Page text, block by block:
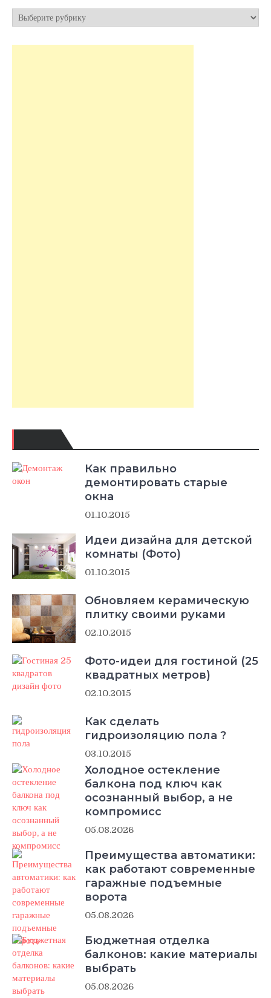
Рубрики
Как правильно
демонтировать старые
окна
01.10.2015
Идеи дизайна для детской
комнаты (Фото)
01.10.2015
Обновляем керамическую
плитку своими руками
02.10.2015
Фото-идеи для гостиной (25
квадратных метров)
02.10.2015
Как сделать
гидроизоляцию пола ?
03.10.2015
Холодное остекление
балкона под ключ как
осознанный выбор, а не
компромисс
05.08.2026
Преимущества автоматики:
как работают современные
гаражные подъемные
ворота
05.08.2026
Бюджетная отделка
балконов: какие материалы
выбрать
05.08.2026